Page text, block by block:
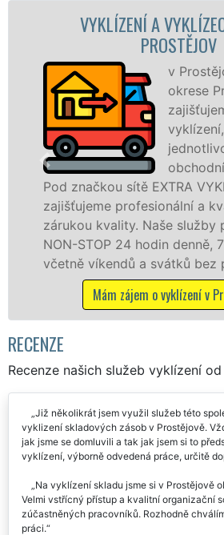
A VYKLÍZECÍ PRÁCE
v Prostějově a celém
okrese Prostějov
zajišťujeme služby
vyklízení, a to jak pro
jednotlivce, tak pro
obchodní společnosti.
sítě EXTRA VYKLÍZENÍ
profesionální a kvalitní servis se
Naše služby poskytujeme
24 hodin denně, 7 dní v týdnu
a svátků bez příplatků.
Mám zájem o vyklízení v Prostějově
RECENZE
Recenze našich služeb vyklízení
Již několikrát jsem využil služeb této
vyklizení skladových zásob v Prostějově.
jak jsme se domluvili a tak jak jsem si to
vyklízení, výborně odvedená práce, určitě
Na vyklízení skladu jsme si v Prostějově
Velmi vstřícný přístup a kvalitní organizační
zúčastněných pracovníků. Rozhodně
práci.